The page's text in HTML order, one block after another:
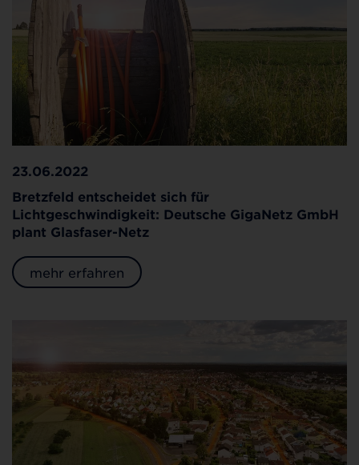
23.06.2022
Bretzfeld entscheidet sich für
Lichtgeschwindigkeit: Deutsche GigaNetz GmbH
plant Glasfaser-Netz
mehr erfahren